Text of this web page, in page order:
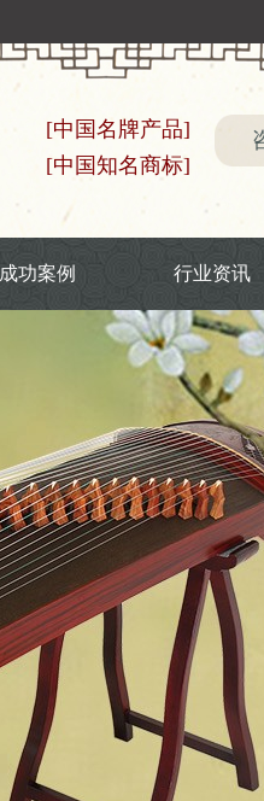
[中国名牌产品]
[中国知名商标]
成功案例 行业资讯